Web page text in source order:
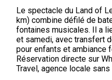
Le spectacle du Land of
km) combine défilé de
fontaines musicales. Il a
et samedi, avec transfert
pour enfants et ambiance
Réservation directe sur
Travel, agence locale